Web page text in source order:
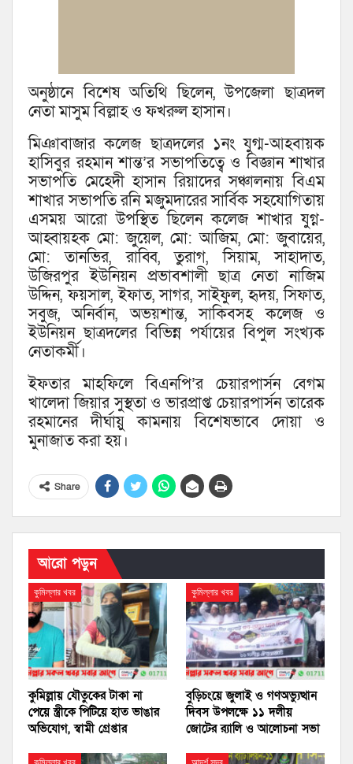
অনুষ্ঠানে বিশেষ অতিথি ছিলেন, উপজেলা ছাত্রদল
নেতা মাসুম বিল্লাহ ও ফখরুল হাসান।
মিঞাবাজার কলেজ ছাত্রদলের ১নং যুগ্ম-আহবায়ক
হাসিবুর রহমান শান্ত’র সভাপতিত্বে ও বিজ্ঞান শাখার
সভাপতি মেহেদী হাসান রিয়াদের সঞ্চালনায় বিএম
শাখার সভাপতি রনি মজুমদারের সার্বিক সহযোগিতায়
এসময় আরো উপস্থিত ছিলেন কলেজ শাখার যুগ্ন-
আহ্বায়হক মো: জুয়েল, মো: আজিম, মো: জুবায়ের,
মো: তানভির, রাব্বি, তুরাগ, সিয়াম, সাহাদাত,
উজিরপুর ইউনিয়ন প্রভাবশালী ছাত্র নেতা নাজিম
উদ্দিন, ফয়সাল, ইফাত, সাগর, সাইফুল, হৃদয়, সিফাত,
সবুজ, অনির্বান, অভয়শান্ত, সাকিবসহ কলেজ ও
ইউনিয়ন ছাত্রদলের বিভিন্ন পর্যায়ের বিপুল সংখ্যক
নেতাকর্মী।
ইফতার মাহফিলে বিএনপি’র চেয়ারপার্সন বেগম
খালেদা জিয়ার সুস্থতা ও ভারপ্রাপ্ত চেয়ারপার্সন তারেক
রহমানের দীর্ঘায়ু কামনায় বিশেষভাবে দোয়া ও
মুনাজাত করা হয়।
Share
আরো পড়ুন
কুমিল্লার খবর
কুমিল্লায় যৌতুকের টাকা না
পেয়ে স্ত্রীকে পিটিয়ে হাত ভাঙার
অভিযোগ, স্বামী গ্রেপ্তার
কুমিল্লার খবর
বুড়িচংয়ে জুলাই ও গণঅভ্যুত্থান
দিবস উপলক্ষে ১১ দলীয়
জোটের র‍্যালি ও আলোচনা সভা